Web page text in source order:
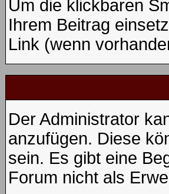
Um die klickbaren
Ihrem Beitrag
Link (wenn
Der Administrator
anzufügen. Diese
sein. Es gibt eine
Forum nicht als